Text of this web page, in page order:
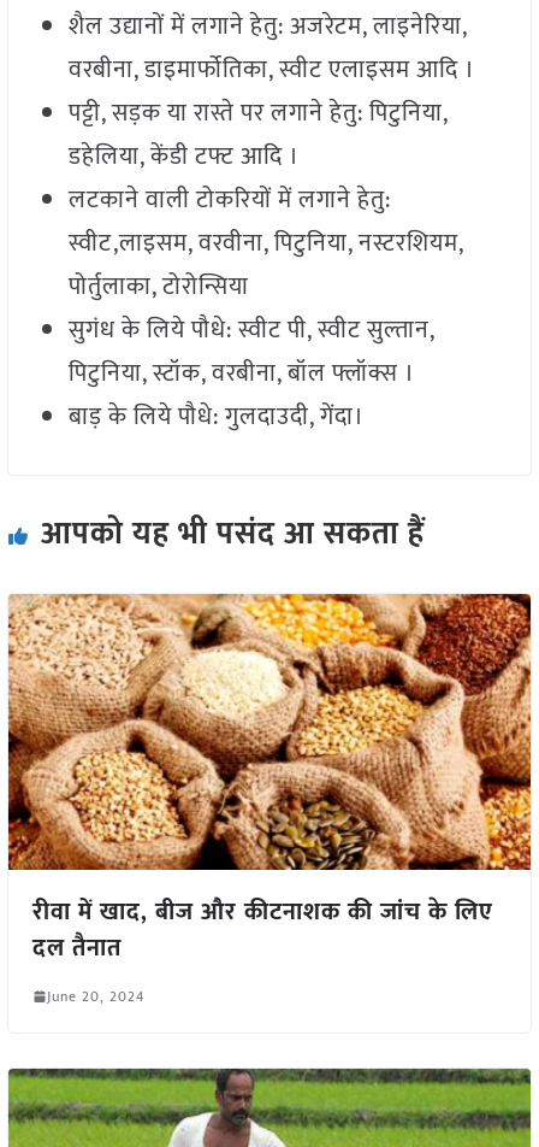
शैल उद्यानों में लगाने हेतु: अजरेटम, लाइनेरिया,
वरबीना, डाइमार्फोतिका, स्वीट एलाइसम आदि ।
पट्टी, सड़क या रास्ते पर लगाने हेतु: पिटुनिया,
डहेलिया, केंडी टफ्ट आदि ।
लटकाने वाली टोकरियों में लगाने हेतु:
स्वीट,लाइसम, वरवीना, पिटुनिया, नस्टरशियम,
पोर्तुलाका, टोरोन्सिया
सुगंध के लिये पौधे: स्वीट पी, स्वीट सुल्तान,
पिटुनिया, स्टॉक, वरबीना, बॉल फ्लॉक्स ।
बाड़ के लिये पौधे: गुलदाउदी, गेंदा।
आपको यह भी पसंद आ सकता हैं
रीवा में खाद, बीज और कीटनाशक की जांच के लिए
दल तैनात
June 20, 2024